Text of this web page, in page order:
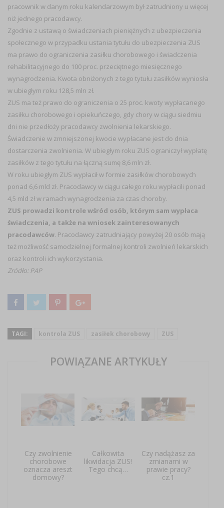
pracownik w danym roku kalendarzowym był zatrudniony u więcej
niż jednego pracodawcy.
Zgodnie z ustawą o świadczeniach pieniężnych z ubezpieczenia
społecznego w przypadku ustania tytułu do ubezpieczenia ZUS
ma prawo do ograniczenia zasiłku chorobowego i świadczenia
rehabilitacyjnego do 100 proc. przeciętnego miesięcznego
wynagrodzenia. Kwota obniżonych z tego tytułu zasiłków wyniosła
w ubiegłym roku 128,5 mln zł.
ZUS ma też prawo do ograniczenia o 25 proc. kwoty wypłacanego
zasiłku chorobowego i opiekuńczego, gdy chory w ciągu siedmiu
dni nie przedłoży pracodawcy zwolnienia lekarskiego.
Świadczenie w zmniejszonej kwocie wypłacane jest do dnia
dostarczenia zwolnienia. W ubiegłym roku ZUS ograniczył wypłatę
zasiłków z tego tytułu na łączną sumę 8,6 mln zł.
W roku ubiegłym ZUS wypłacił w formie zasiłków chorobowych
ponad 6,6 mld zł. Pracodawcy w ciągu całego roku wypłacili ponad
4,5 mld zł w ramach wynagrodzenia za czas choroby.
ZUS prowadzi kontrole wśród osób, którym sam wypłaca
świadczenia, a także na wniosek zainteresowanych
pracodawców. Pracodawcy zatrudniający powyżej 20 osób mają
też możliwość samodzielnej formalnej kontroli zwolnień lekarskich
oraz kontroli ich wykorzystania.
Zródło: PAP
TAGI: kontrola ZUS zasiłek chorobowy ZUS
POWIĄZANE ARTYKUŁY
Czy zwolnienie
chorobowe
oznacza areszt
domowy?
Całkowita
likwidacja ZUS!
Tego chcą…
Czy nadążasz za
zmianami w
prawie pracy?
cz.1